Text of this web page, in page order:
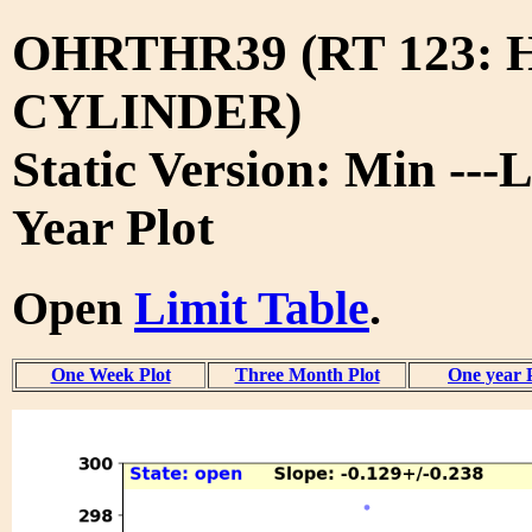
OHRTHR39 (RT 123:
CYLINDER)
Static Version: Min ---
Year Plot
Open Limit Table.
One Week Plot Three Month Plot One year